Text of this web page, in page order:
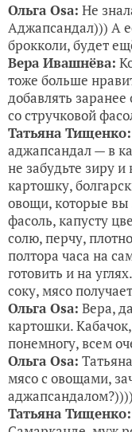
Ольга Osa: Не
Аджапсандал))) А
брокколи, будет
Вера Ивашнёва:
тоже больше
добавлять
со стручковой
Татьяна Тищенко:
аджапсандал — в
не забудьте зиру
картошку,
овощи, которые вы
фасоль, капусту
солю, перчу,
полтора часа на
готовить и на
соку, мясо
Ольга Osa: Вера,
картошки.
понемногу, всем
Ольга Osa:
мясо с овощами,
аджапсандалом?))))
Татьяна Тищенко: